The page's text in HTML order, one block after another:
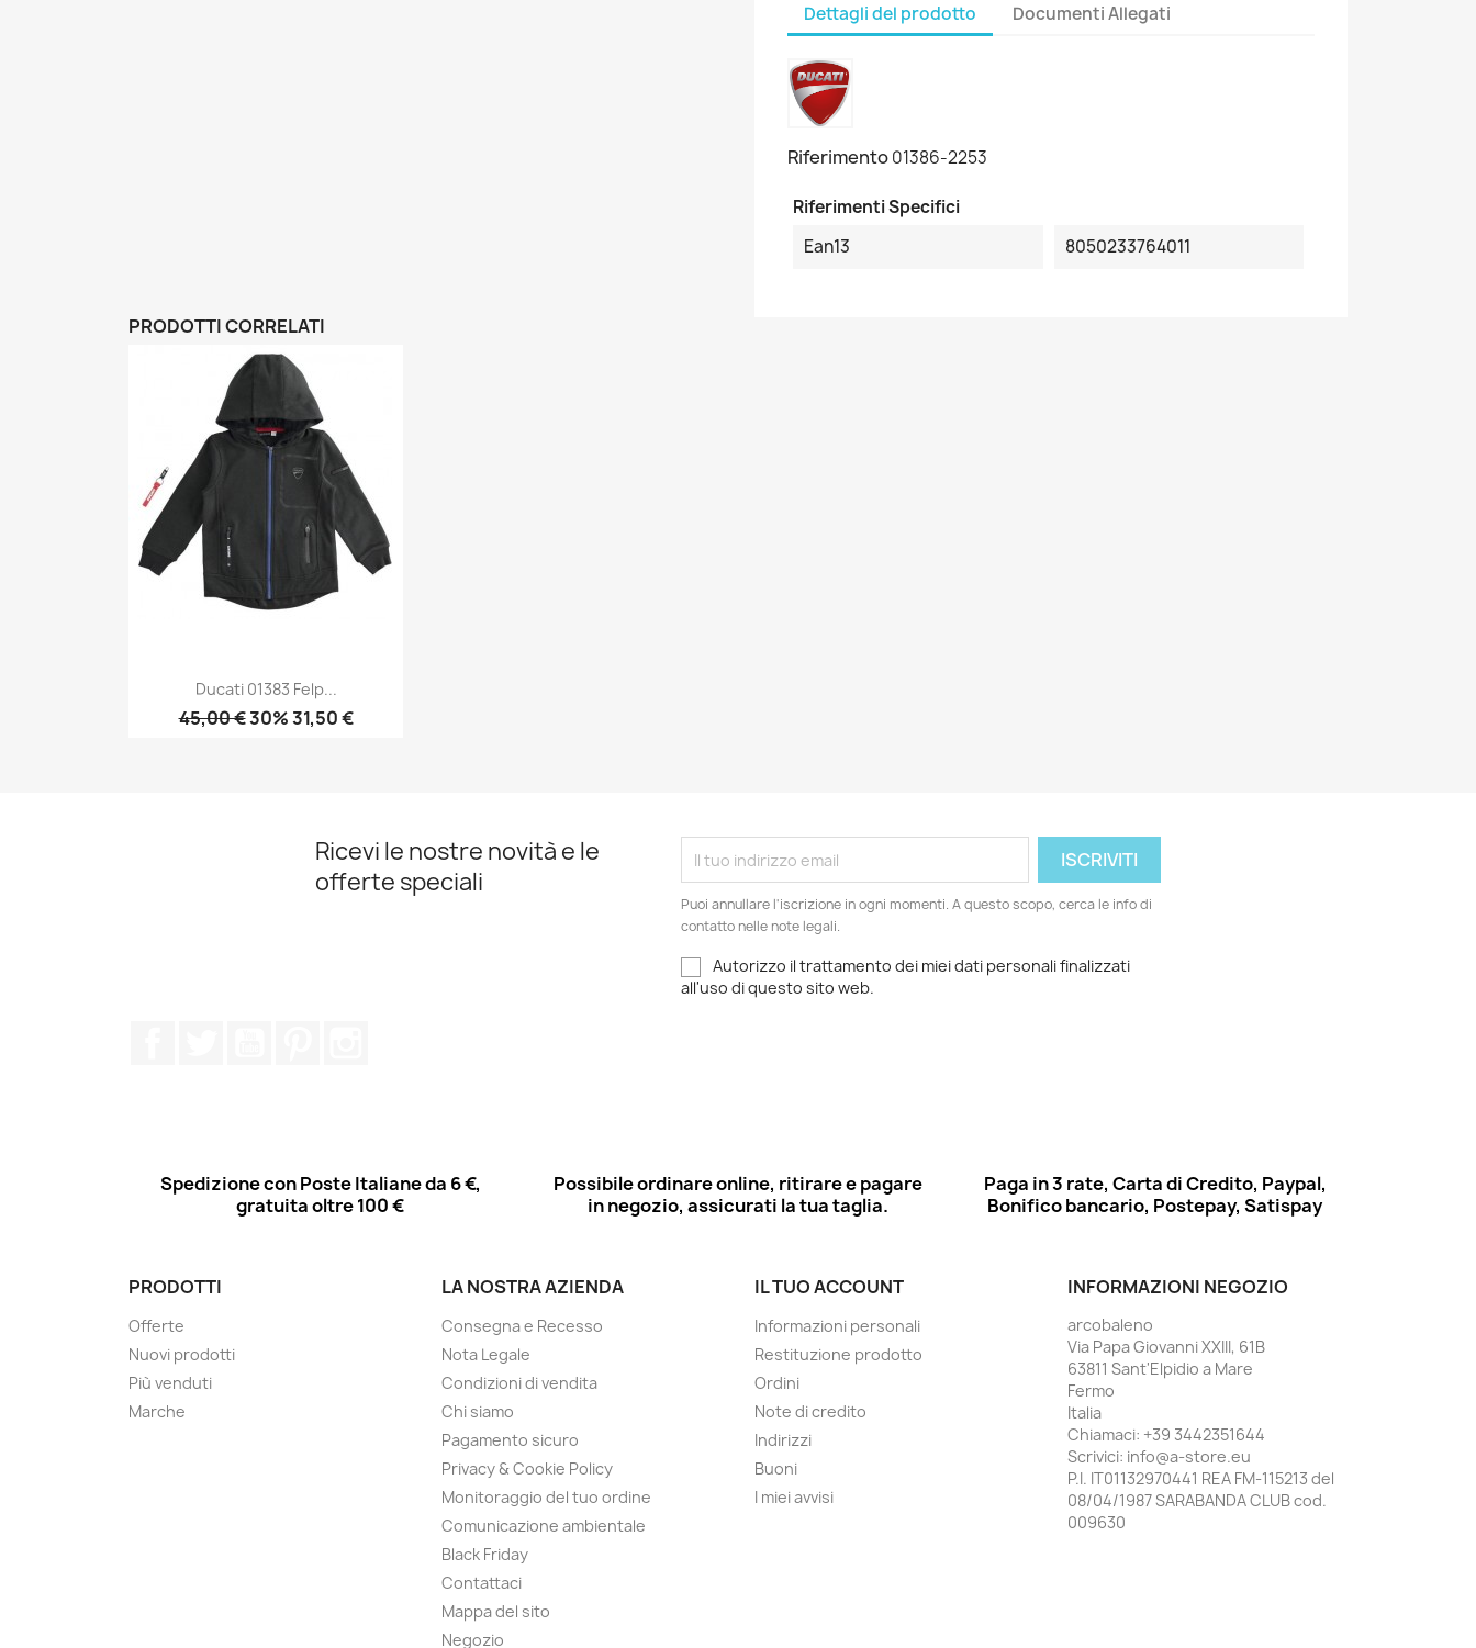
Dettagli del prodotto Documenti Allegati
Riferimento01386-2253
Riferimenti Specifici
Ean13
8050233764011
PRODOTTI CORRELATI
Ducati 01383 Felp...
45,00 €30% 31,50 €
Ricevi le nostre novità e le
offerte speciali
Puoi annullare l'iscrizione in ogni momenti. A questo scopo, cerca le info di
contatto nelle note legali.
Autorizzo il trattamento dei miei dati personali finalizzati
all'uso di questo sito web.
Spedizione con Poste Italiane da 6 €,
gratuita oltre 100 €
Possibile ordinare online, ritirare e pagare
in negozio, assicurati la tua taglia.
Paga in 3 rate, Carta di Credito, Paypal,
Bonifico bancario, Postepay, Satispay
PRODOTTI
Offerte
Nuovi prodotti
Più venduti
Marche
LA NOSTRA AZIENDA
Consegna e Recesso
Nota Legale
Condizioni di vendita
Chi siamo
Pagamento sicuro
Privacy & Cookie Policy
Monitoraggio del tuo ordine
Comunicazione ambientale
Black Friday
Contattaci
Mappa del sito
Negozio
IL TUO ACCOUNT
Informazioni personali
Restituzione prodotto
Ordini
Note di credito
Indirizzi
Buoni
I miei avvisi
INFORMAZIONI NEGOZIO
arcobaleno
Via Papa Giovanni XXIII, 61B
63811 Sant'Elpidio a Mare
Fermo
Italia
Chiamaci: +39 3442351644
Scrivici: info@a-store.eu
P.I. IT01132970441 REA FM-115213 del
08/04/1987 SARABANDA CLUB cod.
009630